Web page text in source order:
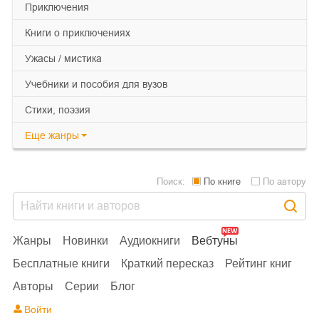
приключения
книги о приключениях
ужасы / мистика
учебники и пособия для вузов
cтихи, поэзия
Еще жанры
Жанры Новинки Аудиокниги
Вебтуны
Бесплатные книги
Краткий пересказ
Рейтинг книг
Авторы
Серии Блог
Поиск: По книге По автору
Войти